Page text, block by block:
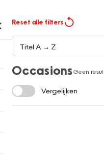
Reset alle filters
OccasionsGeen
Vergelijken